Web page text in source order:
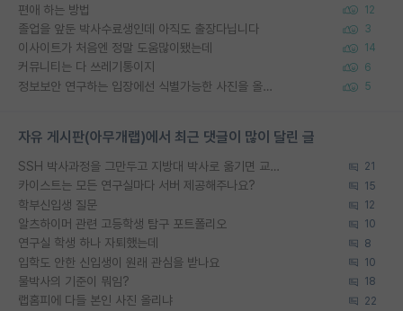
편애 하는 방법 12
졸업을 앞둔 박사수료생인데 아직도 출장다닙니다 3
이사이트가 처음엔 정말 도움많이됐는데 14
커뮤니티는 다 쓰레기통이지 6
정보보안 연구하는 입장에선 식별가능한 사진을 올리는건 비추이긴함 5
자유 게시판(아무개랩)에서 최근 댓글이 많이 달린 글
SSH 박사과정을 그만두고 지방대 박사로 옮기면 교수의 꿈은 끝일까요? 21
카이스트는 모든 연구실마다 서버 제공해주나요? 15
학부신입생 질문 12
알츠하이머 관련 고등학생 탐구 포트폴리오 10
연구실 학생 하나 자퇴했는데 8
입학도 안한 신입생이 원래 관심을 받나요 10
물박사의 기준이 뭐임? 18
랩홈피에 다들 본인 사진 올리냐 22